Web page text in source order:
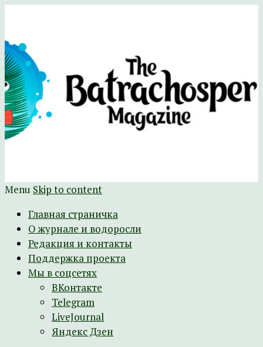
The Batrachospermum Magazine
Батрахоспермум (официальный сайт)
Menu Skip to content
Главная страничка
О журнале и водоросли
Редакция и контакты
Поддержка проекта
Мы в соцсетях
ВКонтакте
Telegram
LiveJournal
Яндекс Дзен